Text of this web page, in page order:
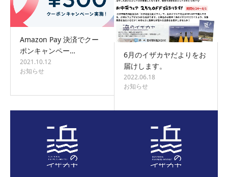
Amazon Pay 決済でクー
ポンキャンペー…
2021.10.12
お知らせ
6月のイザカヤだよりをお
届けします。
2022.06.18
お知らせ